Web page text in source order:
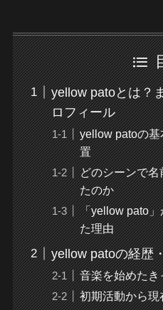
yellow patoとは？
ロフィール
yellow patoの
置
どのシーンで
たのか
「yellow pato
た理由
yellow patoの経歴
音楽を始めたき
初期活動から現